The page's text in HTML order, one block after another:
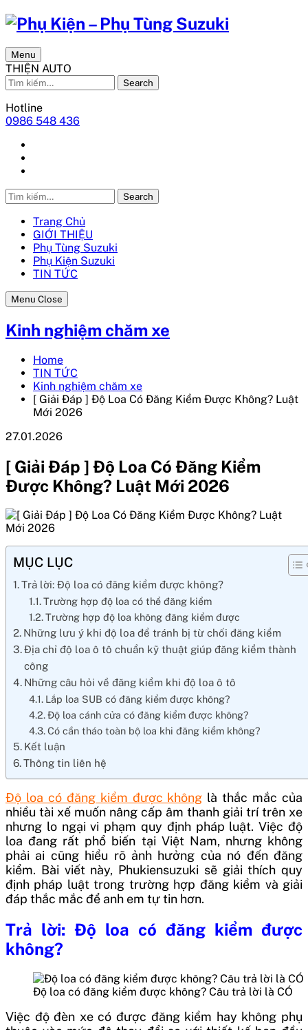
Menu
THIỆN AUTO
Search
Hotline
0986 548 436
Search
Trang Chủ
GIỚI THIỆU
Phụ Tùng Suzuki
Phụ Kiện Suzuki
TIN TỨC
Menu Close
Kinh nghiệm chăm xe
Home
TIN TỨC
Kinh nghiệm chăm xe
[ Giải Đáp ] Độ Loa Có Đăng Kiểm Được Không? Luật
Mới 2026
27.01.2026
[ Giải Đáp ] Độ Loa Có Đăng Kiểm
Được Không? Luật Mới 2026
MỤC LỤC
Trả lời: Độ loa có đăng kiểm được không?
Trường hợp độ loa có thể đăng kiểm
Trường hợp độ loa không đăng kiểm được
Những lưu ý khi độ loa để tránh bị từ chối đăng kiểm
Địa chỉ độ loa ô tô chuẩn kỹ thuật giúp đăng kiểm thành
công
Những câu hỏi về đăng kiểm khi độ loa ô tô
Lắp loa SUB có đăng kiểm được không?
Độ loa cánh cửa có đăng kiểm được không?
Có cần tháo toàn bộ loa khi đăng kiểm không?
Kết luận
Thông tin liên hệ
Độ loa có đăng kiểm được không là thắc mắc của
nhiều tài xế muốn nâng cấp âm thanh giải trí trên xe
nhưng lo ngại vi phạm quy định pháp luật. Việc độ
loa đang rất phổ biến tại Việt Nam, nhưng không
phải ai cũng hiểu rõ ảnh hưởng của nó đến đăng
kiểm. Bài viết này, Phukiensuzuki sẽ giải thích quy
định pháp luật trong trường hợp đăng kiểm và giải
đáp thắc mắc để anh em tự tin hơn.
Trả lời: Độ loa có đăng kiểm được
không?
Độ loa có đăng kiểm được không? Câu trả lời là CÓ
Việc độ đèn xe có được đăng kiểm hay không phụ